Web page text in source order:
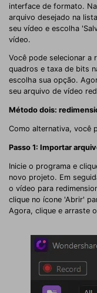
interface de formato.
arquivo desejado na
seu vídeo e escolha
vídeo.
Você pode selecionar a
quadros e taxa de bits
escolha sua opção.
seu arquivo de vídeo
Método dois:
Como alternativa, você
Passo 1: Importar
Inicie o programa e
novo projeto. Em
o vídeo para
clique no ícone 'Abrir'
Agora, clique e arraste